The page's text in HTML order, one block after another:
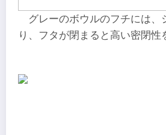
グレーのボウルのフチには
り、フタが閉まると高い密閉性